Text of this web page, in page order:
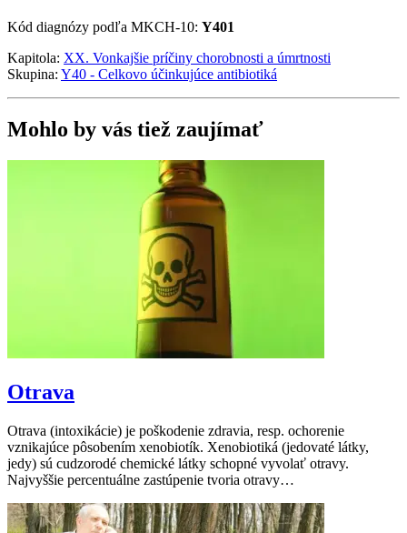
Kód diagnózy podľa MKCH-10: Y401
Kapitola: XX. Vonkajšie príčiny chorobnosti a úmrtnosti
Skupina: Y40 - Celkovo účinkujúce antibiotiká
Mohlo by vás tiež zaujímať
Otrava
Otrava (intoxikácie) je poškodenie zdravia, resp. ochorenie
vznikajúce pôsobením xenobiotík. Xenobiotiká (jedovaté látky,
jedy) sú cudzorodé chemické látky schopné vyvolať otravy.
Najvyššie percentuálne zastúpenie tvoria otravy…